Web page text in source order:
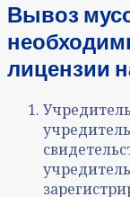
Вывоз
лицензии